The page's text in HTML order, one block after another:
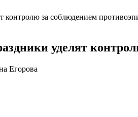
контролю за соблюдением
уделят
Егорова